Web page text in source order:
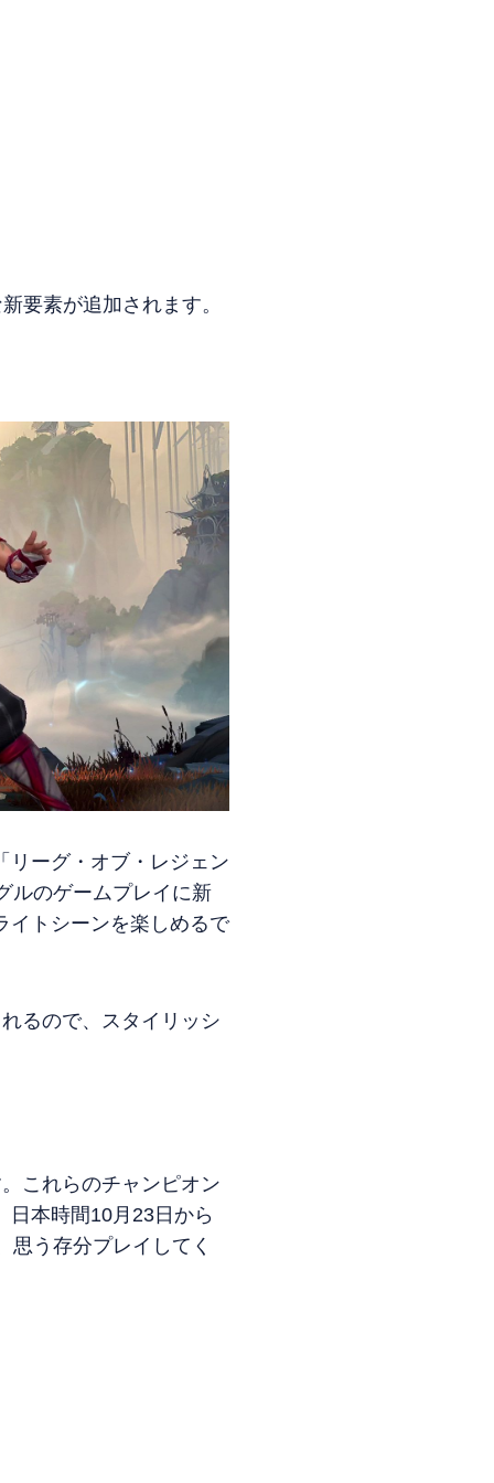
要素が追加されます。
リーグ・オブ・レジェン
ルのゲームプレイに新
イトシーンを楽しめるで
るので、スタイリッシ
これらのチャンピオン
日本時間10月23日から
思う存分プレイしてく